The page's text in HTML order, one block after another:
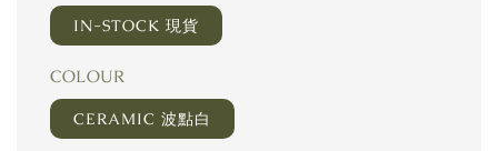
IN-STOCK 現貨
COLOUR
CERAMIC 波點白